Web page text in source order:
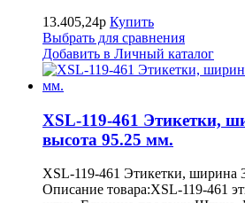
13.405,24р Купить
Выбрать для сравнения
Добавить в Личный каталог
XSL-119-461 Этикетки,
высота 95.25 мм.
XSL-119-461 Этикетки, ширина
Описание товара:XSL-119-461